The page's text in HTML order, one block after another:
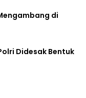
di
Didesak Bentuk